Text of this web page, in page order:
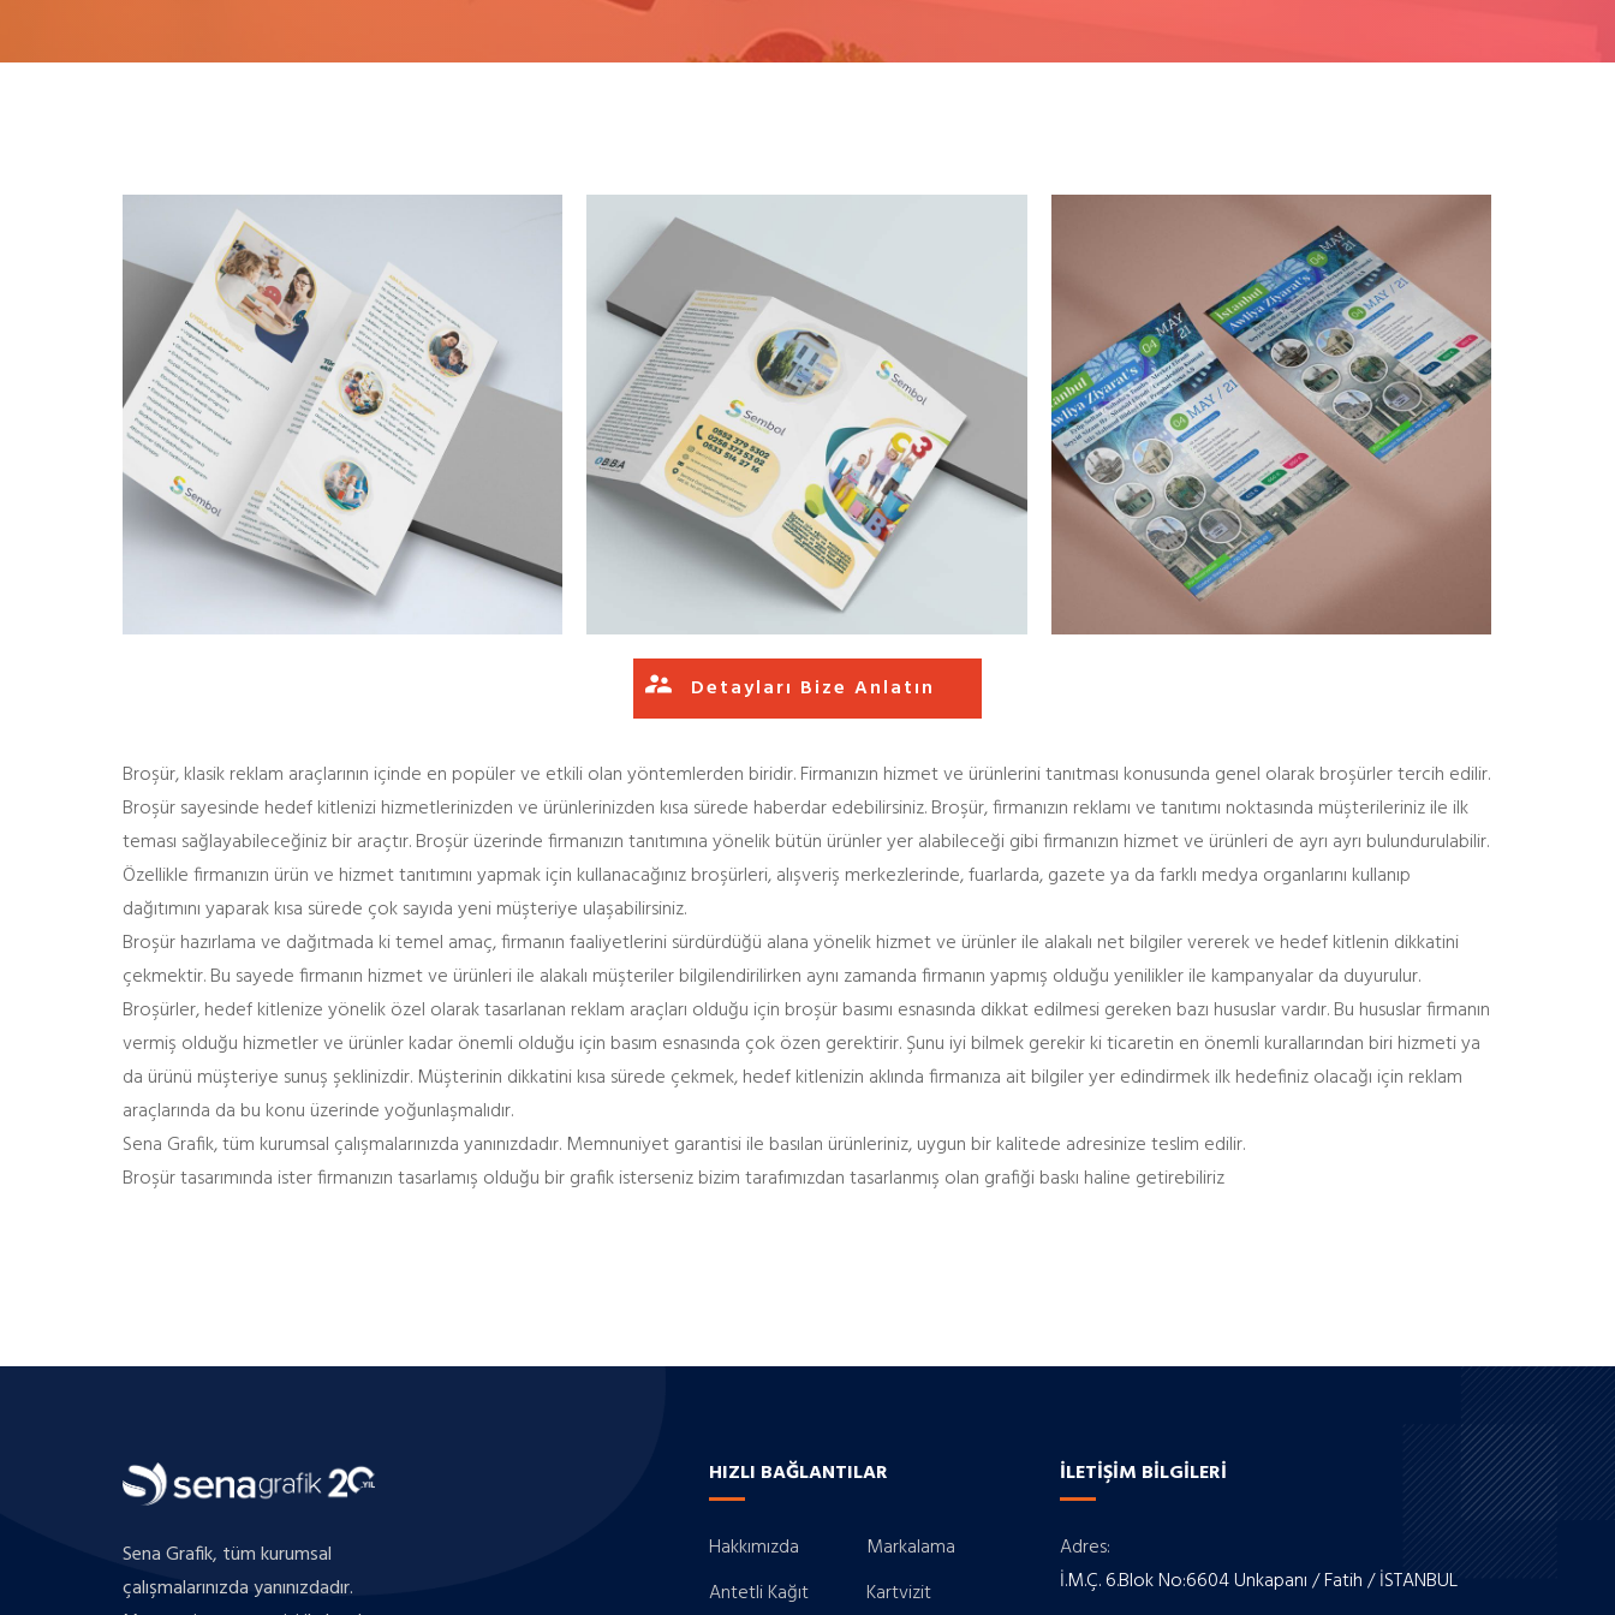
Detayları Bize Anlatın
Broşür, klasik reklam araçlarının içinde en popüler ve etkili olan yöntemlerden biridir. Firmanızın hizmet ve ürünlerini tanıtması konusunda genel olarak broşürler tercih edilir.
Broşür sayesinde hedef kitlenizi hizmetlerinizden ve ürünlerinizden kısa sürede haberdar edebilirsiniz. Broşür, firmanızın reklamı ve tanıtımı noktasında müşterileriniz ile ilk
teması sağlayabileceğiniz bir araçtır. Broşür üzerinde firmanızın tanıtımına yönelik bütün ürünler yer alabileceği gibi firmanızın hizmet ve ürünleri de ayrı ayrı bulundurulabilir.
Özellikle firmanızın ürün ve hizmet tanıtımını yapmak için kullanacağınız broşürleri, alışveriş merkezlerinde, fuarlarda, gazete ya da farklı medya organlarını kullanıp
dağıtımını yaparak kısa sürede çok sayıda yeni müşteriye ulaşabilirsiniz.
Broşür hazırlama ve dağıtmada ki temel amaç, firmanın faaliyetlerini sürdürdüğü alana yönelik hizmet ve ürünler ile alakalı net bilgiler vererek ve hedef kitlenin dikkatini
çekmektir. Bu sayede firmanın hizmet ve ürünleri ile alakalı müşteriler bilgilendirilirken aynı zamanda firmanın yapmış olduğu yenilikler ile kampanyalar da duyurulur.
Broşürler, hedef kitlenize yönelik özel olarak tasarlanan reklam araçları olduğu için broşür basımı esnasında dikkat edilmesi gereken bazı hususlar vardır. Bu hususlar firmanın
vermiş olduğu hizmetler ve ürünler kadar önemli olduğu için basım esnasında çok özen gerektirir. Şunu iyi bilmek gerekir ki ticaretin en önemli kurallarından biri hizmeti ya
da ürünü müşteriye sunuş şeklinizdir. Müşterinin dikkatini kısa sürede çekmek, hedef kitlenizin aklında firmanıza ait bilgiler yer edindirmek ilk hedefiniz olacağı için reklam
araçlarında da bu konu üzerinde yoğunlaşmalıdır.
Sena Grafik, tüm kurumsal çalışmalarınızda yanınızdadır. Memnuniyet garantisi ile basılan ürünleriniz, uygun bir kalitede adresinize teslim edilir.
Broşür tasarımında ister firmanızın tasarlamış olduğu bir grafik isterseniz bizim tarafımızdan tasarlanmış olan grafiği baskı haline getirebiliriz
Sena Grafik, tüm kurumsal
çalışmalarınızda yanınızdadır.
HIZLI BAĞLANTILAR
Hakkımızda
Markalama
Antetli Kağıt
Kartvizit
İLETIŞIM BİLGILERI
Adres:
İ.M.Ç. 6.Blok No:6604 Unkapanı / Fatih / İSTANBUL